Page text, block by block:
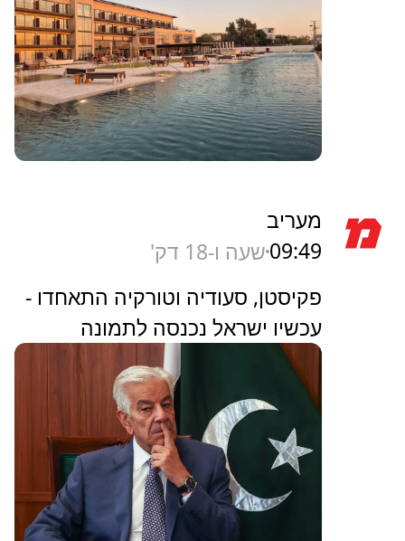
מעריב
09:49שעה ו-18 דק'
פקיסטן, סעודיה וטורקיה התאחדו -
עכשיו ישראל נכנסה לתמונה